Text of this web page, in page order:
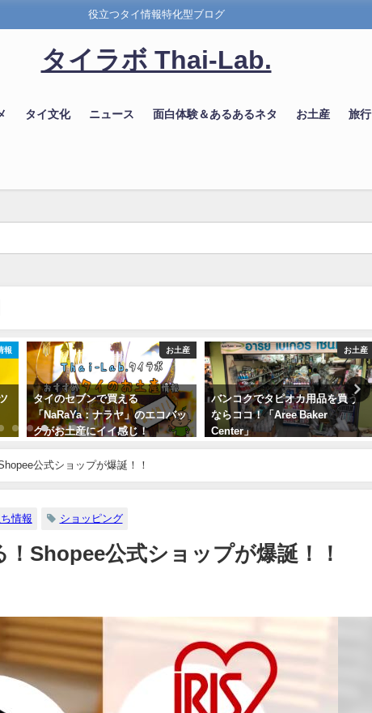
役立つタイ情報特化型ブログ
タイラボ Thai-Lab.
タイ文化 ニュース 面白体験＆あるあるネタ お土産 旅行
報 お土産
タイのセブンで買える
「NaRaYa：ナラヤ」のエコバッ
グがお土産にイイ感じ！
お土産
バンコクでタピオカ用品を買う
ならココ！「Aree Baker
Center」
公式ショップが爆誕！！
情報 ショッピング
Shopee公式ショップが爆誕！！